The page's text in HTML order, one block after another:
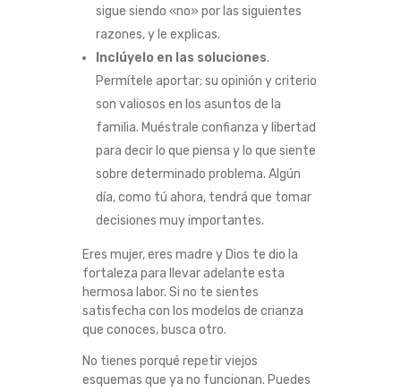
sigue siendo «no» por las siguientes
razones, y le explicas.
Inclúyelo en las soluciones.
Permítele aportar; su opinión y criterio
son valiosos en los asuntos de la
familia. Muéstrale confianza y libertad
para decir lo que piensa y lo que siente
sobre determinado problema. Algún
día, como tú ahora, tendrá que tomar
decisiones muy importantes.
Eres mujer, eres madre y Dios te dio la
fortaleza para llevar adelante esta
hermosa labor. Si no te sientes
satisfecha con los modelos de crianza
que conoces, busca otro.
No tienes porqué repetir viejos
esquemas que ya no funcionan. Puedes